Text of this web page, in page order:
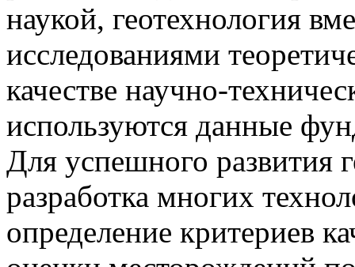
наукой, геотехнология
исследованиями
качестве научно-
используются данные
Для успешного развития
разработка многих
определение критериев